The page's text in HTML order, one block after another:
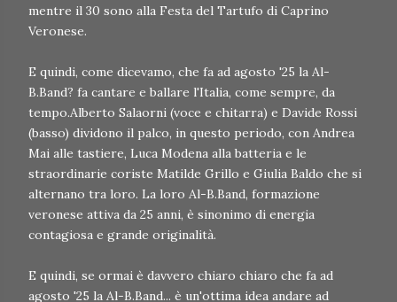
mentre il 30 sono alla Festa del Tartufo di Caprino
Veronese.
E quindi, come dicevamo, che fa ad agosto '25 la Al-
B.Band? fa cantare e ballare l'Italia, come sempre, da
tempo.Alberto Salaorni (voce e chitarra) e Davide Rossi
(basso) dividono il palco, in questo periodo, con Andrea
Mai alle tastiere, Luca Modena alla batteria e le
straordinarie coriste Matilde Grillo e Giulia Baldo che si
alternano tra loro. La loro Al-B.Band, formazione
veronese attiva da 25 anni, è sinonimo di energia
contagiosa e grande originalità.
E quindi, se ormai è davvero chiaro chiaro che fa ad
agosto '25 la Al-B.Band... è un'ottima idea andare ad